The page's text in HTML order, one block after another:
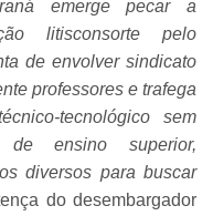
emerge pecar a
litisconsorte pelo
de envolver sindicato
professores e trafega
tecnológico sem
de ensino superior,
diversos para buscar
do desembargador